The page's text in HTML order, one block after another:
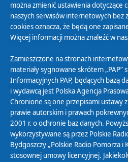
Polityka Prywatności
Zasady korzystania z Serwisu
Organizacje Pożytku Publicznego
Cyfryzacja DAB+
Polityka ochrony danych
Abonament
Zamówienia publiczne
Biuletyn Informacji
można zmienić ustawienia dotyczące
naszych serwisów internetowych bez
cookies oznacza, że będą one
Więcej informacji można znaleźć w
Zamieszczone na stronach
materiały sygnowane skrótem
Informacyjnych PAP, będących bazą
i wydawcą jest Polska Agencja
Chronione są one przepisami ustawy
prawie autorskim i prawach
2001 r. o ochronie baz danych.
wykorzystywane są przez Polskie
Bydgoszczy „Polskie Radio Pomorza i
stosownej umowy licencyjnej.